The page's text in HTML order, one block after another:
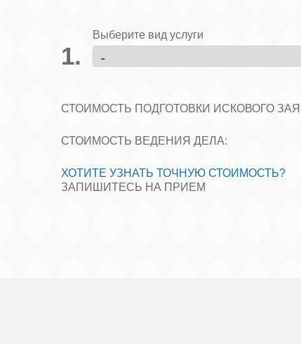
Выберите вид услуги
СТОИМОСТЬ ПОДГОТОВКИ ИСКОВОГО
СТОИМОСТЬ ВЕДЕНИЯ ДЕЛА:
ХОТИТЕ УЗНАТЬ ТОЧНУЮ СТОИМОСТЬ?
ЗАПИШИТЕСЬ НА ПРИЕМ